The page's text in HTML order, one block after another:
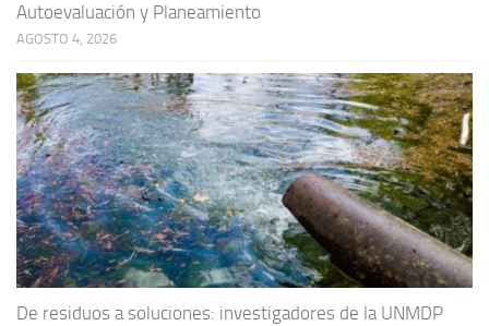
Autoevaluación y Planeamiento
AGOSTO 4, 2026
De residuos a soluciones: investigadores de la UNMDP